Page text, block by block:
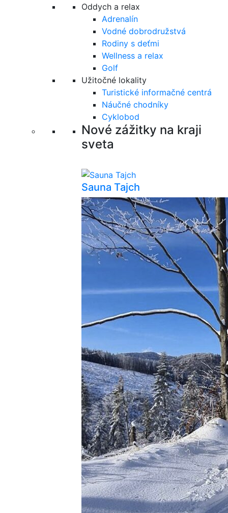
Oddych a relax
Adrenalín
Vodné dobrodružstvá
Rodiny s deťmi
Wellness a relax
Golf
Užitočné lokality
Turistické informačné centrá
Náučné chodníky
Cyklobod
Nové zážitky na kraji
sveta
Sauna Tajch